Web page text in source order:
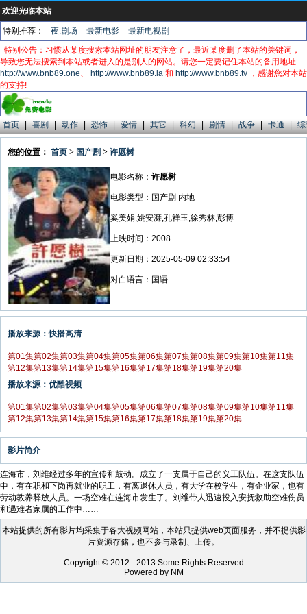
欢迎光临本站
特别推荐： 夜.剧场 最新电影
最新电视剧
特别公告：习惯从某度搜索本站网址的朋友注意了，最近某度删了本站的关键词，
导致您无法搜索到本站或者进入的是别人的网站。请您一定要记住本站的备用地址
http://www.bnb89.one、 http://www.bnb89.la 和 http://www.bnb89.tv ，感谢您对本站
的支持!
首页 | 喜剧 | 动作 | 恐怖 | 爱情 | 其它 | 科幻 | 剧情 | 战争 | 卡通 |
您的位置： 首页 > 国产剧 > 许愿树
电影名称： 许愿树
电影类型：国产剧 内地
奚美娟,姚安濂,孔祥玉,徐秀林,彭博
上映时间：2008
更新日期：2025-05-09 02:33:54
对白语言：国语
播放来源：快播高清
第01集第02集第03集第04集第05集第06集第07集第08集第09集第10集第11集
第12集第13集第14集第15集第16集第17集第18集第19集第20集
播放来源：优酷视频
第01集第02集第03集第04集第05集第06集第07集第08集第09集第10集第11集
第12集第13集第14集第15集第16集第17集第18集第19集第20集
影片简介
连海市，刘维经过多年的宣传和鼓动。成立了一支属于自己的义工队伍。在这支队伍
中，有在职和下岗再就业的职工，有离退休人员，有大学在校学生，有企业家，也有
劳动教养释放人员。一场空难在连海市发生了。刘维带人迅速投入安抚救助空难伤员
和遇难者家属的工作中……
本站提供的所有影片均采集于各大视频网站，本站只提供web页面服务，并不提供影
片资源存储，也不参与录制、上传。
Copyright © 2012 - 2013 Some Rights Reserved
Powered by NM